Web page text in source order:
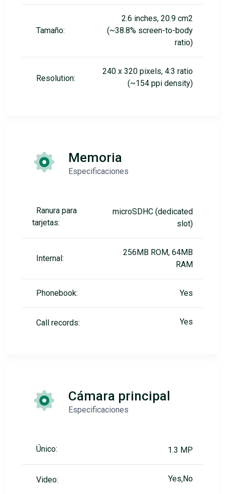
Tamaño:
2.6 inches, 20.9 cm2
(~38.8% screen-to-body
ratio)
Resolution:
240 x 320 pixels, 4:3 ratio
(~154 ppi density)
Memoria
Especificaciones
Ranura para
tarjetas:
microSDHC (dedicated
slot)
Internal:
256MB ROM, 64MB
RAM
Phonebook: Yes
Call records: Yes
Cámara principal
Especificaciones
Único: 1.3 MP
Video: Yes,No